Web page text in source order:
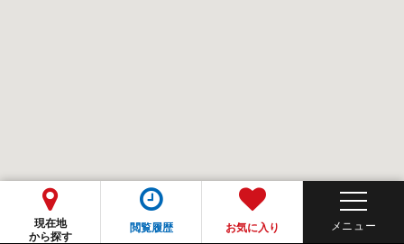
現在地
から探す
閲覧履歴 お気に入り